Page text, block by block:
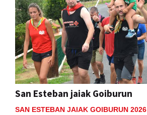
San Esteban jaiak Goiburun
SAN ESTEBAN JAIAK GOIBURUN 2026